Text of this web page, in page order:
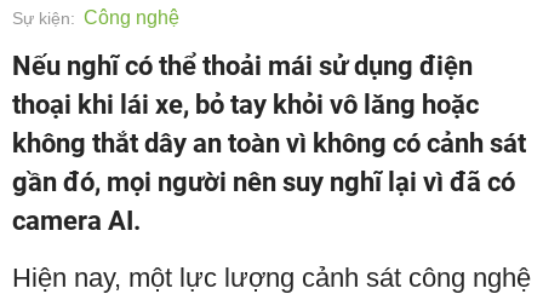
Sự kiện: Công nghệ
Nếu nghĩ có thể thoải mái sử dụng điện
thoại khi lái xe, bỏ tay khỏi vô lăng hoặc
không thắt dây an toàn vì không có cảnh sát
gần đó, mọi người nên suy nghĩ lại vì đã có
camera AI.
Hiện nay, một lực lượng cảnh sát công nghệ